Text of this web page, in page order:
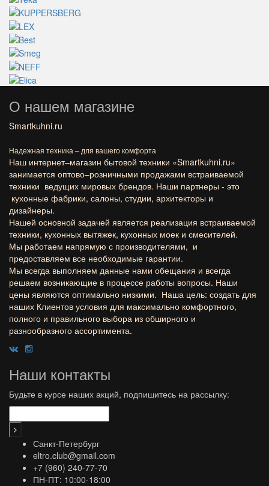
О нашем магазине
Smartkuhni.ru
Надежная техника – для вашего комфорта
Наш интернет–магазин бытовой техники «Smartkuhni.ru»
занимается оптово–розничными продажами встраиваемой
техники ведущих мировых брендов. Наши партнеры - это
кухонные фабрики, салоны, студии, архитекторы и
дизайнеры.
Нашей основной задачей является реализация встраиваемой
техники, кухонных вытяжек, кухонных моек и смесителей.
Мы работаем напрямую с производителями, и
предоставляем все необходимые гарантии.
Мы всегда выполняем данные нами обещания и всегда
решаем возникающие в процессе работы вопросы. Наши
цены являются оптимально низкими. Наша цель: создать для
наших Клиентов условия для максимально комфортного,
полного и правильного выбора из обширного и
разнообразного ассортимента.
Наши контакты
Будьте в курсе наших акций, подпишитесь на рассылку:
Санкт-Петербург
eltro.club@gmail.com
+7 (960) 240-77-70
ПН-ПТ: 10:00-18:00